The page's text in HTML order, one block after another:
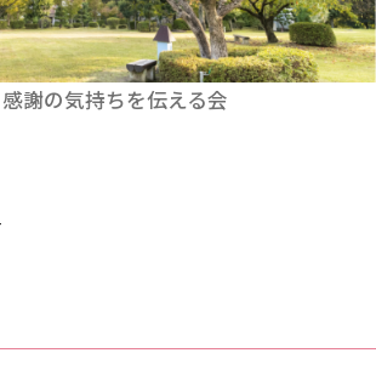
謝の気持ちを伝える会